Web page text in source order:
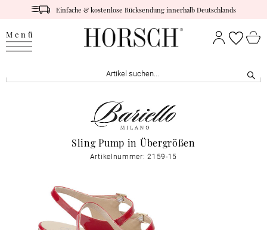
Einfache & kostenlose Rücksendung innerhalb Deutschlands
Menü
Sling Pump in Übergrößen
Artikelnummer: 2159-15